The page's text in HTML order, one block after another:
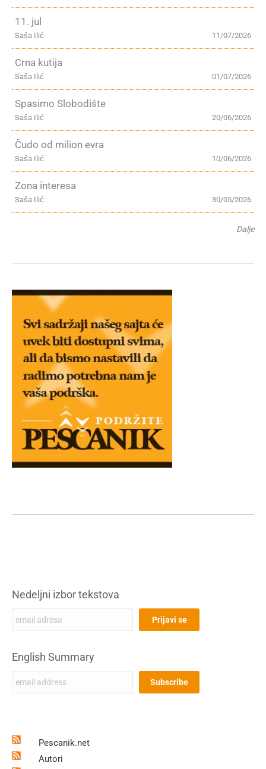
11. jul
11/07/2026
Saša Ilić
Crna kutija
01/07/2026
Saša Ilić
Spasimo Slobodište
20/06/2026
Saša Ilić
Čudo od milion evra
10/06/2026
Saša Ilić
Zona interesa
30/05/2026
Saša Ilić
Dalje
Nedeljni izbor tekstova
English Summary
Pescanik.net
Autori